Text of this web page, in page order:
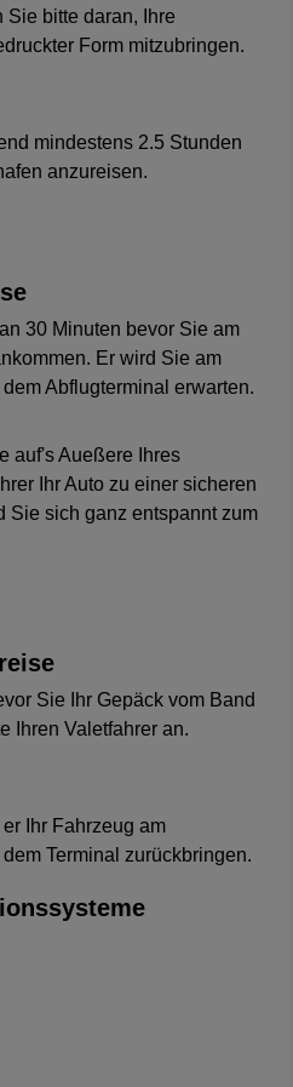
Sie bitte daran, Ihre
Form mitzubringen.
mindestens 2.5 Stunden
anzureisen.
30 Minuten bevor Sie am
Er wird Sie am
Abflugterminal erwarten.
auf's Aueßere Ihres
Ihr Auto zu einer sicheren
Sie sich ganz entspannt zum
Sie Ihr Gepäck vom Band
Ihren Valetfahrer an.
Ihr Fahrzeug am
Terminal zurückbringen.